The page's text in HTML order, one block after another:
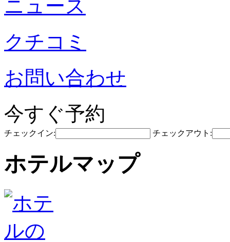
ニュース
クチコミ
お問い合わせ
今すぐ予約
チェックイン: チェックアウト:
ホテルマップ